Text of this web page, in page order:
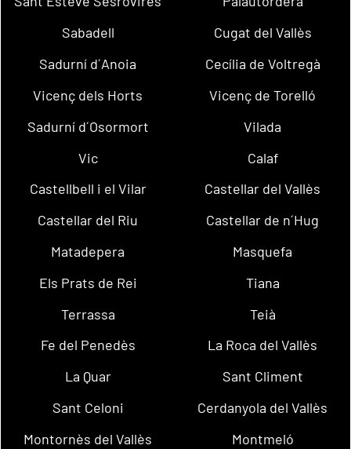
Sabadell
Cugat del Vallès
Sadurní d´Anoia
Cecília de Voltregà
Vicenç dels Horts
Vicenç de Torelló
Sadurní d´Osormort
Vilada
Vic
Calaf
Castellbell i el Vilar
Castellar del Vallès
Castellar del Riu
Castellar de n´Hug
Matadepera
Masquefa
Els Prats de Rei
Tiana
Terrassa
Teià
Fe del Penedès
La Roca del Vallès
La Quar
Sant Climent
Sant Celoni
Cerdanyola del Vallès
Montornès del Vallès
Montmeló